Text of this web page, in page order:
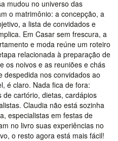
mudou no universo das
o matrimônio: a concepção, a
a lista de convidados e
Em Casar sem frescura, a
e moda reúne um roteiro
relacionada à preparação de
os noivos e as reuniões e chás
despedida nos convidados ao
é claro. Nada fica de fora:
de cartório, dietas, cardápios
Claudia não está sozinha
especialistas em festas de
no livro suas experiências no
o resto agora está mais fácil!